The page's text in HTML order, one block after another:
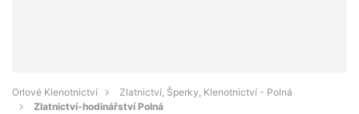
Orlové Klenotnictví
Zlatnictví, Šperky, Klenotnictví - Polná
Zlatnictví-hodinářství Polná